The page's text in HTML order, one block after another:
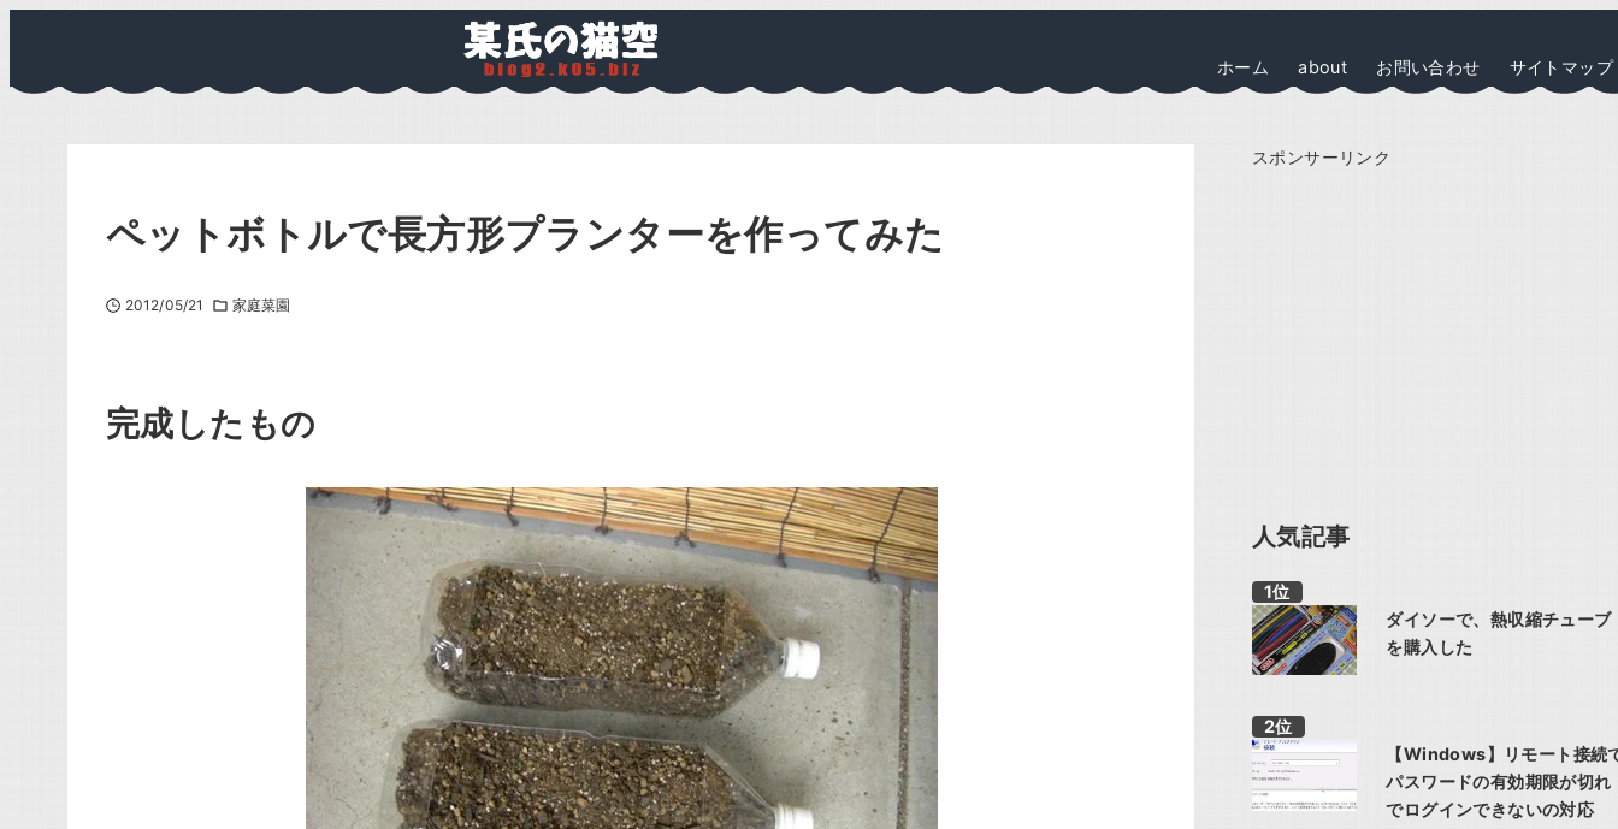
ホーム about お問い合わせ サイトマップ
ペットボトルで長方形プランターを作ってみた
2012/05/21 家庭菜園
完成したもの
スポンサーリンク
人気記事
ダイソーで、熱収縮チューブ
を購入した
【Windows】リモート接続
パスワードの有効期限が切れ
でログインできないの対応